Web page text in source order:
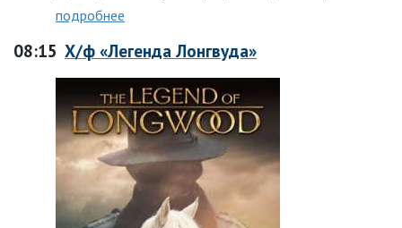
подробнее
08:15 Х/ф «Легенда Лонгвуда»